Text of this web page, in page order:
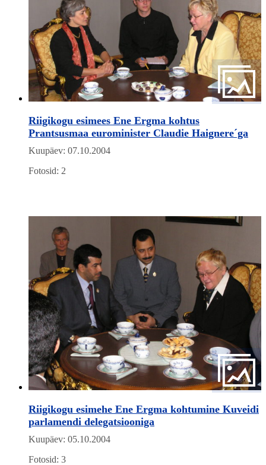
Riigikogu esimees Ene Ergma kohtus
Prantsusmaa eurominister Claudie Haignere´ga
Kuupäev: 07.10.2004
Fotosid: 2
Riigikogu esimehe Ene Ergma kohtumine Kuveidi
parlamendi delegatsiooniga
Kuupäev: 05.10.2004
Fotosid: 3